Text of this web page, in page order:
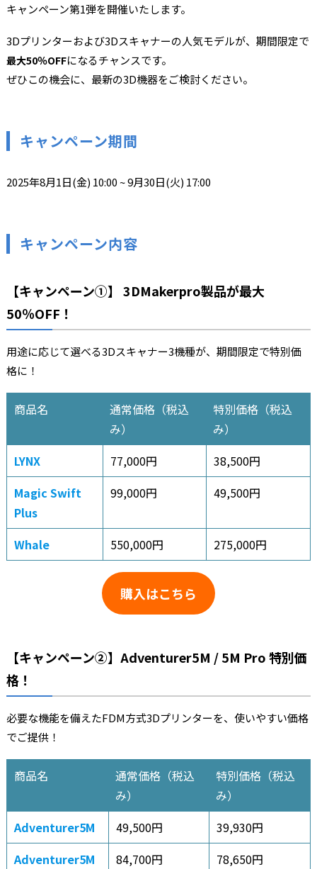
キャンペーン第1弾を開催いたします。
3Dプリンターおよび3Dスキャナーの人気モデルが、期間限定で
最大50％OFFになるチャンスです。
ぜひこの機会に、最新の3D機器をご検討ください。
キャンペーン期間
2025年8月1日(金) 10:00 ~ 9月30日(火) 17:00
キャンペーン内容
【キャンペーン①】 3DMakerpro製品が最大
50％OFF！
用途に応じて選べる3Dスキャナー3機種が、期間限定で特別価
格に！
商品名
通常価格（税込
み）
特別価格（税込
み）
LYNX
77,000円
38,500円
Magic Swift
Plus
99,000円 49,500円
Whale 550,000円 275,000円
購入はこちら
【キャンペーン②】 Adventurer5M / 5M Pro 特別価
格！
必要な機能を備えたFDM方式3Dプリンターを、使いやすい価格
でご提供！
商品名
通常価格（税込
み）
特別価格（税込
み）
Adventurer5M
49,500円
39,930円
Adventurer5M
84,700円 78,650円